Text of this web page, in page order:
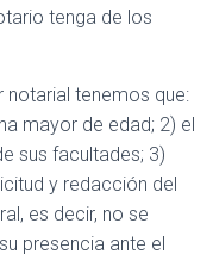
tenga de los
notarial tenemos que:
mayor de edad; 2) el
sus facultades; 3)
y redacción del
es decir, no se
presencia ante el